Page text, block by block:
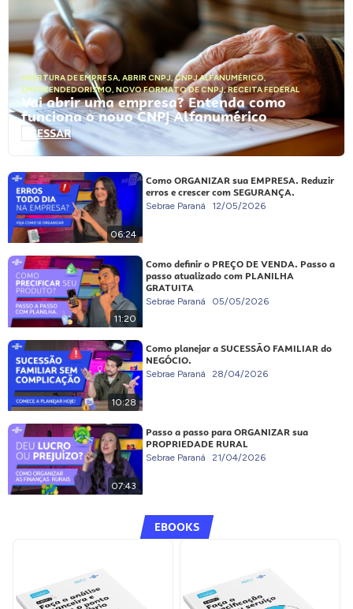
ABERTURA DE EMPRESA, ABRIR CNPJ,CNPJ ALFANUMÉRICO,
EMPREENDEDORISMO, NOVO FORMATO DE CNPJ,RECEITA FEDERAL
Vai abrir uma empresa? Entenda como
funciona o novo CNPJ Alfanumérico
ACESSAR
06:24
Como ORGANIZAR sua EMPRESA. Reduzir
erros e crescer com SEGURANÇA.
Sebrae Paraná 12/05/2026
11:20
Como definir o PREÇO DE VENDA. Passo a
passo atualizado com PLANILHA
GRATUITA
Sebrae Paraná 05/05/2026
10:28
Como planejar a SUCESSÃO FAMILIAR do
NEGÓCIO.
Sebrae Paraná 28/04/2026
07:43
Passo a passo para ORGANIZAR sua
PROPRIEDADE RURAL
Sebrae Paraná 21/04/2026
EBOOKS